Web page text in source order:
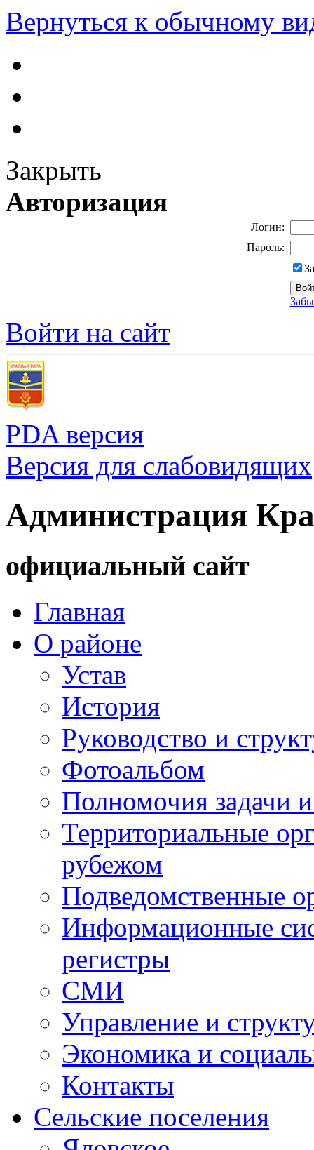
Вернуться к обычному
Закрыть
Авторизация
Логин:
Пароль:
Войти на сайт
PDA версия
Версия для слабовидящих
Администрация
официальный сайт
Главная
О районе
Устав
История
Руководство и
Фотоальбом
Полномочия задачи
Территориальные
рубежом
Подведомственные
Информационные
регистры
СМИ
Управление и
Экономика и
Контакты
Сельские поселения